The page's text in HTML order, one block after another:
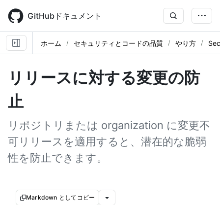
main
content
GitHubドキュメント
ホーム セキュリティとコードの品質 やり方
リリースに対する変更の防
止
リポジトリまたは organization に変更不
可リリースを適用すると、潜在的な脆弱
性を防止できます。
Markdown としてコピー